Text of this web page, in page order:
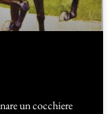
un cocchiere